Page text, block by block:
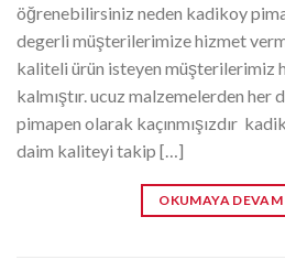
öğrenebilirsiniz neden kadikoy
degerli müşterilerimize hizmet
kaliteli ürün isteyen müşterilerimiz
kalmıştır. ucuz malzemelerden her
pimapen olarak kaçınmışızdır
daim kaliteyi takip […]
OKUMAYA DEVAM